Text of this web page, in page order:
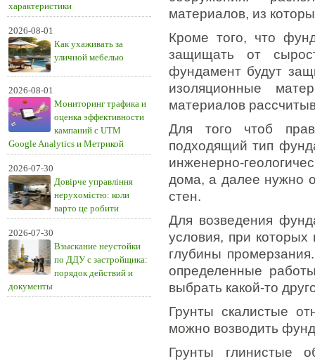
характеристики
2026-08-01
Как ухаживать за
уличной мебелью
2026-08-01
Мониторинг трафика и
оценка эффективности
кампаний с UTM
Google Analytics и Метрикой
2026-07-30
Довірче управління
нерухомістю: коли
варто це робити
2026-07-30
Взыскание неустойки
по ДДУ с застройщика:
порядок действий и
документы
материалов, из
Кроме того, что
защищать от
фундамент будут
изоляционные
материалов
Для того чтоб
подходящий тип
инженерно-
дома, а далее нужно
стен.
Для возведения
условия, при которых
глубины
определенные
выбрать какой-то
Грунты скалистые
можно возводить
Грунты глинистые